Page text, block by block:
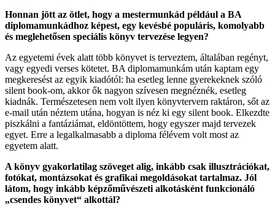
Honnan jött az ötlet, hogy a mestermunkád például a BA
diplomamunkádhoz képest, egy kevésbé populáris, komolyabb
és meglehetősen speciális könyv tervezése legyen?
Az egyetemi évek alatt több könyvet is terveztem, általában regényt,
vagy egyedi verses kötetet. BA diplomamunkám után kaptam egy
megkeresést az egyik kiadótól: ha esetleg lenne gyerekeknek szóló
silent book-om, akkor ők nagyon szívesen megnéznék, esetleg
kiadnák. Természetesen nem volt ilyen könyvtervem raktáron, sőt az
e-mail után néztem utána, hogyan is néz ki egy silent book. Elkezdte
piszkálni a fantáziámat, eldöntöttem, hogy egyszer majd tervezek
egyet. Erre a legalkalmasabb a diploma félévem volt most az
egyetem alatt.
A könyv gyakorlatilag szöveget alig, inkább csak illusztrációkat,
fotókat, montázsokat és grafikai megoldásokat tartalmaz. Jól
látom, hogy inkább képzőművészeti alkotásként funkcionáló
„csendes könyvet“ alkottál?